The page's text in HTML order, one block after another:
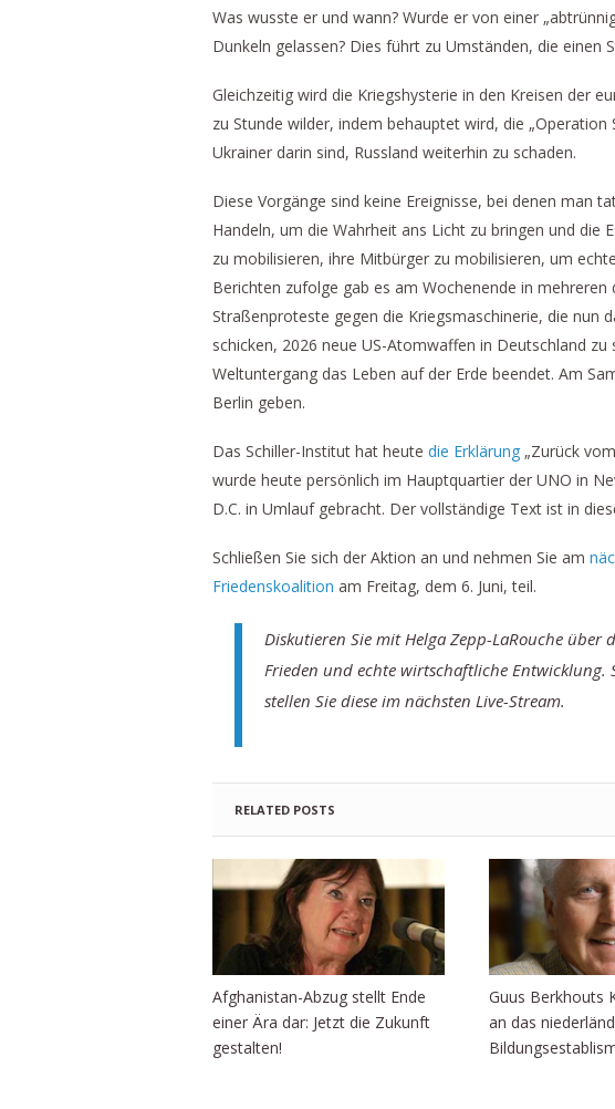
Was wusste er und wann? Wurde er von einer
Dunkeln gelassen? Dies führt zu Umständen, die einen
Gleichzeitig wird die Kriegshysterie in den Kreisen der
zu Stunde wilder, indem behauptet wird, die
Ukrainer darin sind, Russland weiterhin zu schaden.
Diese Vorgänge sind keine Ereignisse, bei denen man
Handeln, um die Wahrheit ans Licht zu bringen und die
zu mobilisieren, ihre Mitbürger zu mobilisieren, um
Berichten zufolge gab es am Wochenende in
Straßenproteste gegen die Kriegsmaschinerie, die nun
schicken, 2026 neue US-Atomwaffen in Deutschland
Weltuntergang das Leben auf der Erde beendet. Am
Berlin geben.
Das Schiller-Institut hat heute die Erklärung „Zurück
wurde heute persönlich im Hauptquartier der UNO in
D.C. in Umlauf gebracht. Der vollständige Text ist in
Schließen Sie sich der Aktion an und nehmen Sie am
Friedenskoalition am Freitag, dem 6. Juni, teil.
Diskutieren Sie mit Helga Zepp-LaRouche
Frieden und echte wirtschaftliche Entwicklung.
stellen Sie diese im nächsten Live-Stream.
RELATED POSTS
Afghanistan-Abzug stellt Ende
einer Ära dar: Jetzt die Zukunft
gestalten!
Guus Berkhouts
an das